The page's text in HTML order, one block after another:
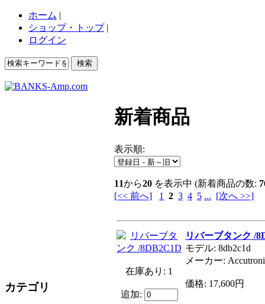
ホーム |
ショップ・トップ|
ログイン
カテゴリ
新着商品
表示順:
11から20 を表示中 (新着商品の数:
[<< 前へ]
1 2 3 4 5 ... [次へ >>]
在庫あり: 1
追加:
リバーブタンク /
モデル: 8db2c1d
メーカー:
価格: 17,600円